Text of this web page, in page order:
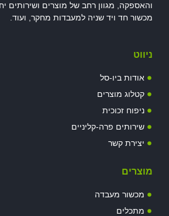
והאספקה, מגוון רחב של מוצרים ושירותים
מכשור חד ויד שניה למעבדות מחקר, ועוד.
ניווט
אודות ביו-סל
קטלוג מוצרים
ניפוח זכוכית
שירותים פרה-קליניים
יצירת קשר
מוצרים
מכשור מעבדה
מתכלים